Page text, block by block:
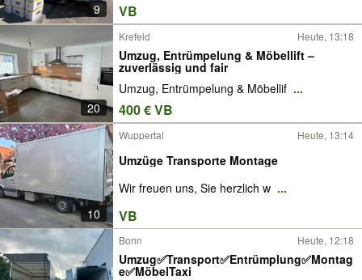
9 VB
20
Krefeld Heute, 13:18
Umzug, Entrümpelung & Möbellift –
zuverlässig und fair
Umzug, Entrümpelung & Möbellif ...
400 € VB
10
Wuppertal Heute, 13:14
Umzüge Transporte Montage
Wir freuen uns, Sie herzlich w ...
VB
Bonn Heute, 12:18
Umzug✅Transport✅Entrümplung✅Montag
e✅MöbelTaxi